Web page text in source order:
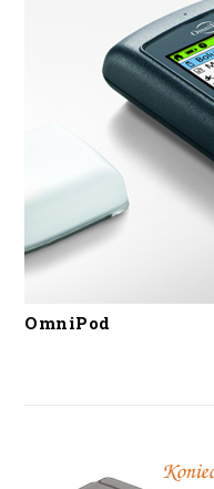
OmniPod